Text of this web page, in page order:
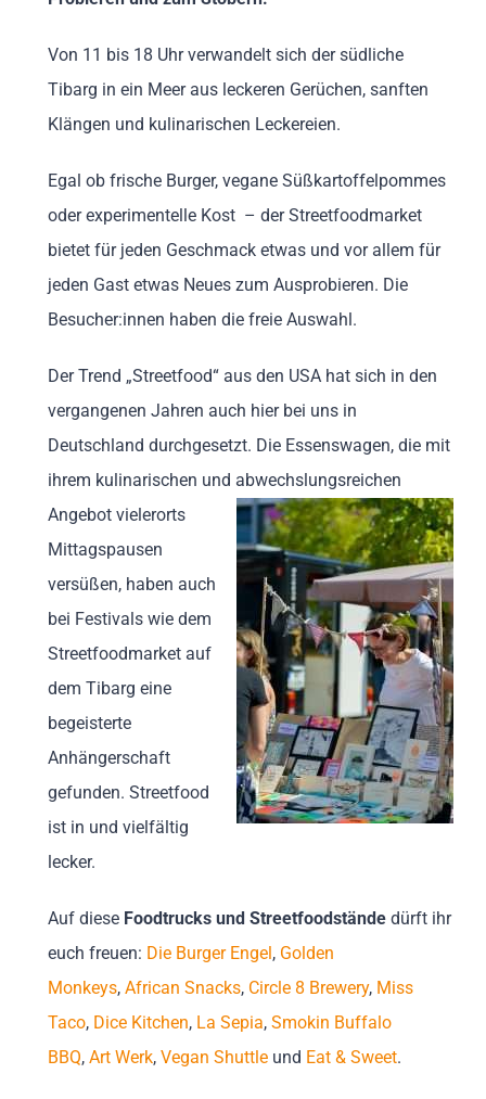
Von 11 bis 18 Uhr verwandelt sich der südliche
Tibarg in ein Meer aus leckeren Gerüchen, sanften
Klängen und kulinarischen Leckereien.
Egal ob frische Burger, vegane Süßkartoffelpommes
oder experimentelle Kost – der Streetfoodmarket
bietet für jeden Geschmack etwas und vor allem für
jeden Gast etwas Neues zum Ausprobieren. Die
Besucher:innen haben die freie Auswahl.
Der Trend „Streetfood“ aus den USA hat sich in den
vergangenen Jahren auch hier bei uns in
Deutschland durchgesetzt. Die Essenswagen, die mit
ihrem kulinarischen und abwechslungsreichen
Angebot vielerorts
Mittagspausen
versüßen, haben auch
bei Festivals wie dem
Streetfoodmarket auf
dem Tibarg eine
begeisterte
Anhängerschaft
gefunden. Streetfood
ist in und vielfältig
lecker.
Auf diese Foodtrucks und Streetfoodständedürft ihr
euch freuen: Die Burger Engel , Golden
Monkeys, African Snacks, Circle 8 Brewery, Miss
Taco, Dice Kitchen, La Sepia, Smokin Buffalo
BBQ, Art Werk, Vegan Shuttleund Eat & Sweet.